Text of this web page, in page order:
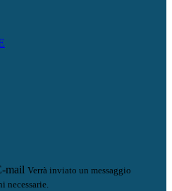
mail Verrà inviato un messaggio
necessarie.